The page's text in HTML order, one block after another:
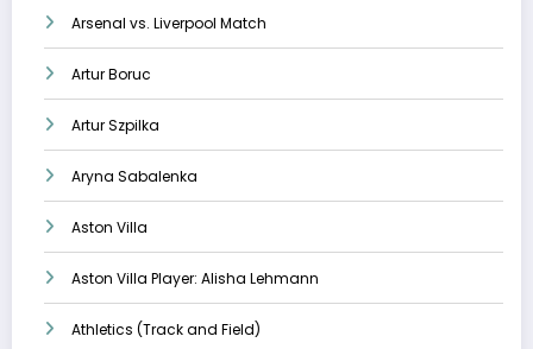
Arsenal vs. Liverpool Match
Artur Boruc
Artur Szpilka
Aryna Sabalenka
Aston Villa
Aston Villa Player: Alisha Lehmann
Athletics (Track and Field)